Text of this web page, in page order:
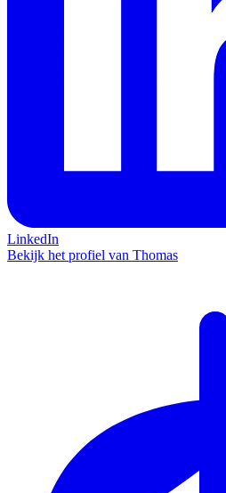
LinkedIn
Bekijk het profiel van Thomas